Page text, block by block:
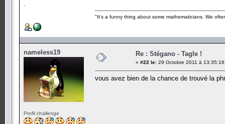
"It's a funny thing about some mathematicians. We
nameless19
Profil challenge
Re : Stégano - Tagle !
« #22 le: 29 Octobre 2011 à
vous avez bien de la chance de trouvé la